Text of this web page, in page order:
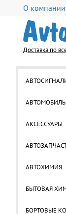
О компании
Доставка по
АКСЕССУАРЫ
АВТОХИМИЯ
БЫТОВАЯ
БОРТОВЫЕ